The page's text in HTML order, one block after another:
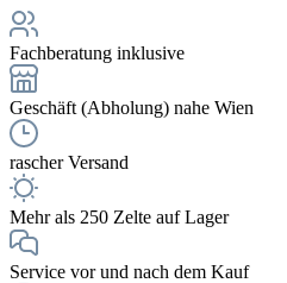
Fachberatung inklusive
Geschäft (Abholung) nahe Wien
rascher Versand
Mehr als 250 Zelte auf Lager
Service vor und nach dem Kauf